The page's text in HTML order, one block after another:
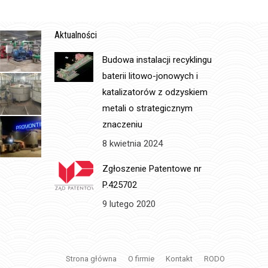
Aktualności
Budowa instalacji recyklingu
baterii litowo-jonowych i
katalizatorów z odzyskiem
metali o strategicznym
znaczeniu
8 kwietnia 2024
Zgłoszenie Patentowe nr
P.425702
9 lutego 2020
Strona główna O firmie Kontakt RODO